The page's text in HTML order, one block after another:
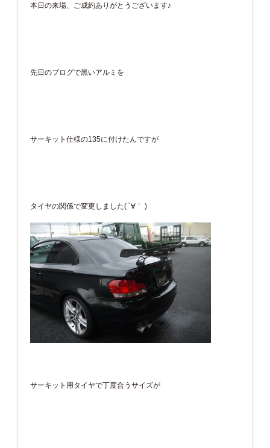
本日の来場、ご成約ありがとうございます♪
先日のブログで黒いアルミを
サーキット仕様の135に付けたんですが
タイヤの関係で変更しました( ´∀｀ )
サーキット用タイヤで丁度合うサイズが